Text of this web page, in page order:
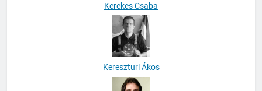
Kerekes Csaba
Kereszturi Ákos